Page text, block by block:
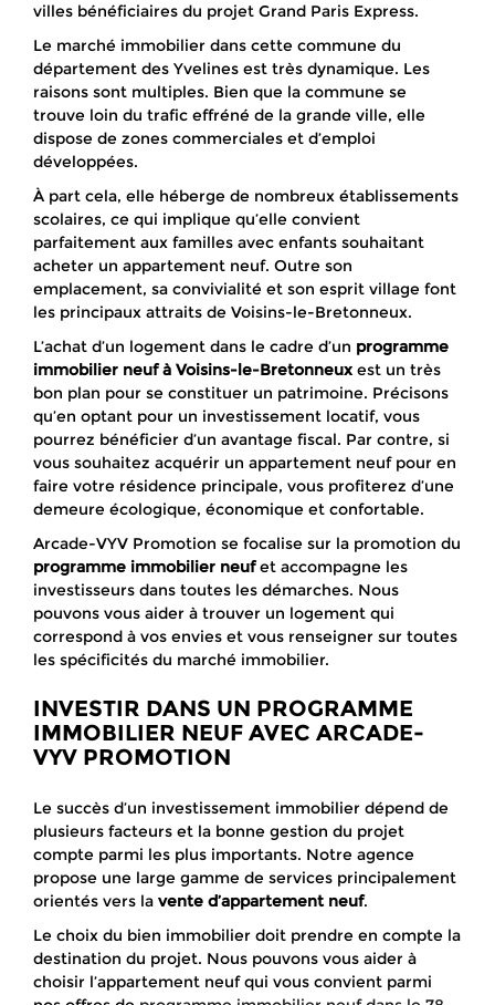
villes bénéficiaires du projet Grand Paris Express.
Le marché immobilier dans cette commune du
département des Yvelines est très dynamique. Les
raisons sont multiples. Bien que la commune se
trouve loin du trafic effréné de la grande ville, elle
dispose de zones commerciales et d’emploi
développées.
À part cela, elle héberge de nombreux établissements
scolaires, ce qui implique qu’elle convient
parfaitement aux familles avec enfants souhaitant
acheter un appartement neuf. Outre son
emplacement, sa convivialité et son esprit village font
les principaux attraits de Voisins-le-Bretonneux.
L’achat d’un logement dans le cadre d’un programme
immobilier neuf à Voisins-le-Bretonneuxest un très
bon plan pour se constituer un patrimoine. Précisons
qu’en optant pour un investissement locatif, vous
pourrez bénéficier d’un avantage fiscal. Par contre, si
vous souhaitez acquérir un appartement neuf pour en
faire votre résidence principale, vous profiterez d’une
demeure écologique, économique et confortable.
Arcade-VYV Promotion se focalise sur la promotion du
programme immobilier neufet accompagne les
investisseurs dans toutes les démarches. Nous
pouvons vous aider à trouver un logement qui
correspond à vos envies et vous renseigner sur toutes
les spécificités du marché immobilier.
INVESTIR DANS UN PROGRAMME
IMMOBILIER NEUF AVEC ARCADE-
VYV PROMOTION
Le succès d’un investissement immobilier dépend de
plusieurs facteurs et la bonne gestion du projet
compte parmi les plus importants. Notre agence
propose une large gamme de services principalement
orientés vers la vente d’appartement neuf.
Le choix du bien immobilier doit prendre en compte la
destination du projet. Nous pouvons vous aider à
choisir l’appartement neuf qui vous convient parmi